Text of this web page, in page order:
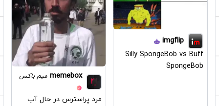
imgflip
Silly SpongeBob vs Buff
SpongeBob
memebox میم باکس
مرد پراسترس در حال آب